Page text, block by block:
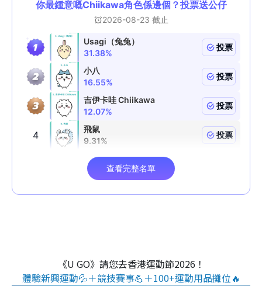
《U GO》請您去香港運動節2026！
體驗新興運動💦＋競技賽事💪＋100+運動用品攤位🔥